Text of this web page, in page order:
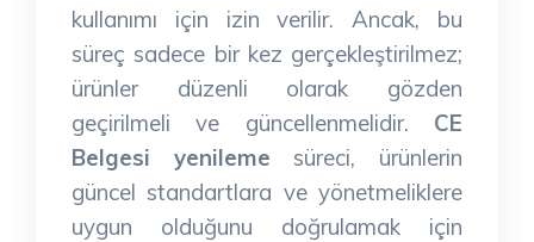
kullanımı için izin verilir. Ancak, bu
süreç sadece bir kez gerçekleştirilmez;
ürünler düzenli olarak gözden
geçirilmeli ve güncellenmelidir. CE
Belgesi yenileme süreci, ürünlerin
güncel standartlara ve yönetmeliklere
uygun olduğunu doğrulamak için